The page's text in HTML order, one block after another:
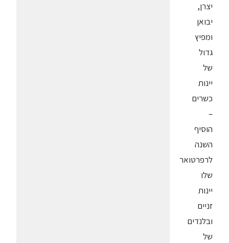
יצרן,
יבואן
ומפיץ
גדול
של
יינות
כשרים
–
הוסיף
השנה
לרפרטואר
שלו
יינות
זניים
ובלנדים
של